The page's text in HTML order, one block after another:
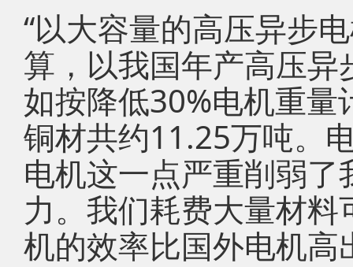
“以大容量的高压异步
算，以我国年产高压
如按降低30%电机重
铜材共约11.25万吨。
电机这一点严重削弱
力。我们耗费大量材
机的效率比国外电机